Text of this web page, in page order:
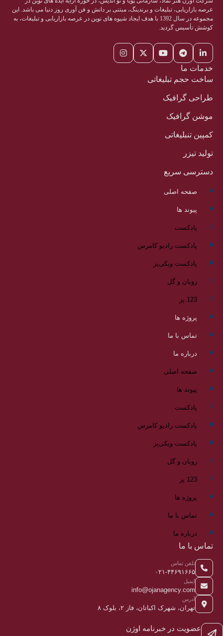
عرصه بازاریابی، تبلیغات و برندینگ، مبتنی بر دانش و فن آوری روز دنیا می باشد. این
مجموعه در سال 1392 با هدف ایجاد شیوه های نوین در عرصه بازاریابی و تبلیغات، به
کوشش تأسیس گردید.
خدمات ما
ساخت حجم تبلیغاتی
طراحی گرافیک
موشن گرافیک
کمپین تنبلیغاتی
تولید تیزر
دسترسی سریع
صفحه اصلی
پیوند ها
پادکست
پادکست رادیو کامرس
پادکست ویکی‌پز
روبان و گل
123 پز
پروژه ها
تماس با ما
درباره ما
صفحه اصلی
پیوند ها
پادکست
پادکست رادیو کامرس
پادکست ویکی‌پز
روبان و گل
123 پز
پروژه ها
تماس با ما
درباره ما
تماس با ما
تلفن تماس
۰۲۱-۴۴۶۹۱۶۶۵
ایمیل
info@ojanagency.com
آدرس
تهران، شهرک اکباتان، فاز ۲، بلوک ۸
عضویت در خبرنامه اوژن